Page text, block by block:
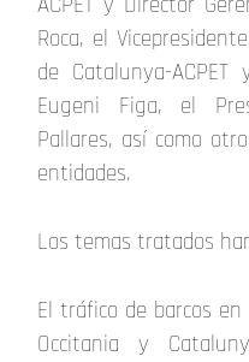
Roca, el
de Catalunya-
Eugeni Figa, el
Pallares, así como
entidades.
Los temas tratados
El tráfico de barcos
Occitania y